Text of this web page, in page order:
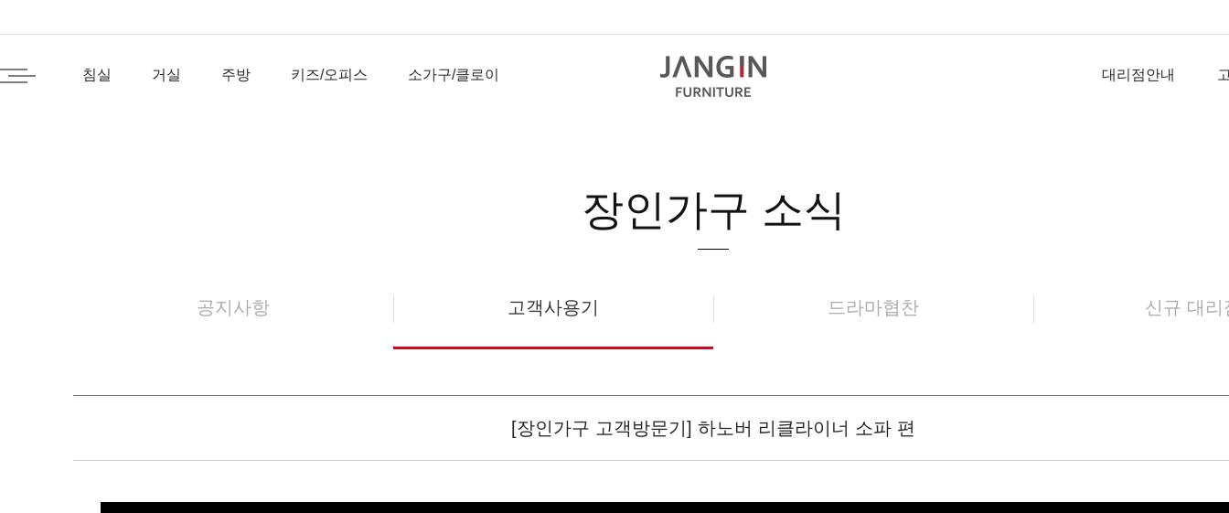
침실 거실 주방 키즈/오피스 소가구/클로이 대리점안내
장인가구 소식
공지사항 고객사용기 드라마협찬 신규 대리
[장인가구 고객방문기] 하노버 리클라이너 소파 편